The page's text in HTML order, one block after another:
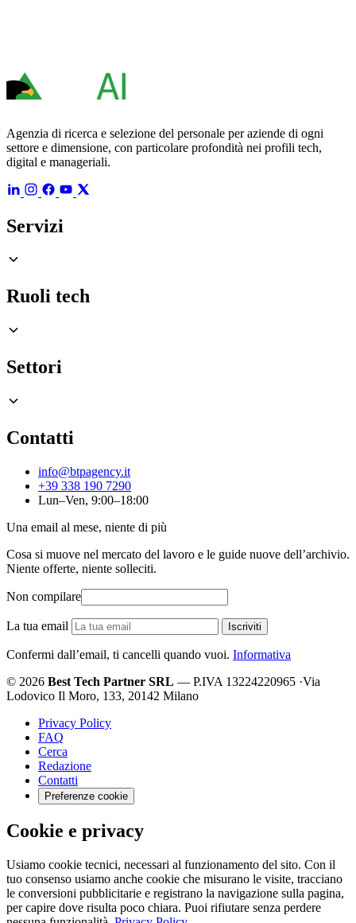
Agenzia di ricerca e selezione del personale per aziende di ogni
settore e dimensione, con particolare profondità nei profili tech,
digital e manageriali.
Servizi
Ruoli tech
Settori
Contatti
info@btpagency.it
+39 338 190 7290
Lun–Ven, 9:00–18:00
Una email al mese, niente di più
Cosa si muove nel mercato del lavoro e le guide nuove dell’archivio.
Niente offerte, niente solleciti.
Non compilare
La tua email Iscriviti
Confermi dall’email, ti cancelli quando vuoi. Informativa
© 2026 Best Tech Partner SRL — P.IVA 13224220965 ·Via
Lodovico Il Moro, 133, 20142 Milano
Privacy Policy
FAQ
Cerca
Redazione
Contatti
Preferenze cookie
Cookie e privacy
Usiamo cookie tecnici, necessari al funzionamento del sito. Con il
tuo consenso usiamo anche cookie che misurano le visite, tracciano
le conversioni pubblicitarie e registrano la navigazione sulla pagina,
per capire dove risulta poco chiara. Puoi rifiutare senza perdere